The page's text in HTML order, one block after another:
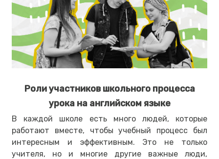
Роли участников школьного процесса
урока на английском языке
В каждой школе есть много людей, которые
работают вместе, чтобы учебный процесс был
интересным и эффективным. Это не только
учителя, но и многие другие важные люди,